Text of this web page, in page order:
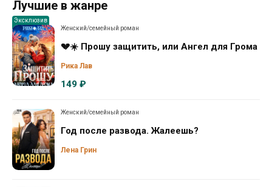
Лучшие в жанре
Эксклюзив
Женский/семейный роман
💔☀️ Прошу защитить, или Ангел для Грома
Рика Лав
149 ₽
Женский/семейный роман
Год после развода. Жалеешь?
Лена Грин